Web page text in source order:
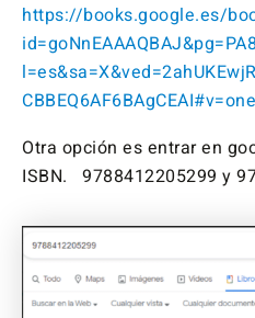
https://books.google.es/
Otra opción es entrar en
ISBN. 9788412205299 y